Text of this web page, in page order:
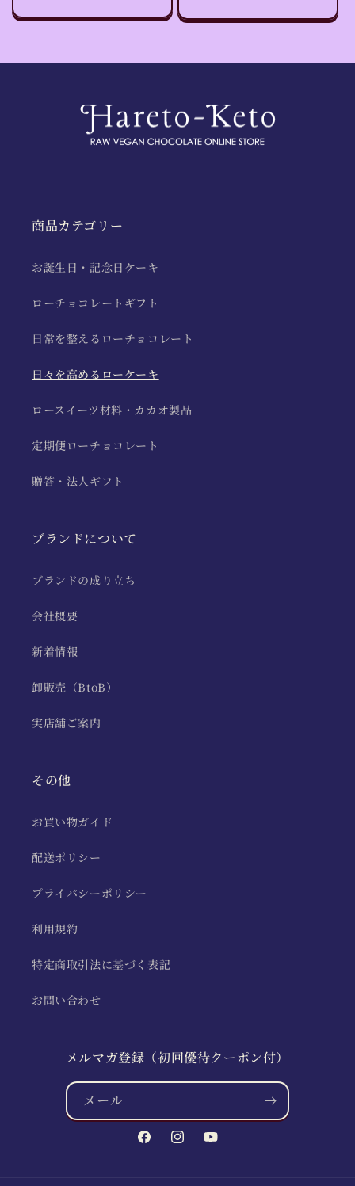
数
価
価
商品カテゴリー
お誕生日・記念日ケーキ
ローチョコレートギフト
日常を整えるローチョコレート
日々を高めるローケーキ
ロースイーツ材料・カカオ製品
定期便ローチョコレート
贈答・法人ギフト
ブランドについて
ブランドの成り立ち
会社概要
新着情報
卸販売（BtoB）
実店舗ご案内
その他
お買い物ガイド
配送ポリシー
プライバシーポリシー
利用規約
特定商取引法に基づく表記
お問い合わせ
メルマガ登録（初回優待クーポン付）
メール
FacebookInstagramYouTube